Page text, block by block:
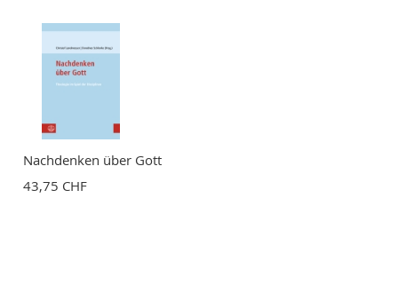
Nachdenken über Gott
43,75 CHF